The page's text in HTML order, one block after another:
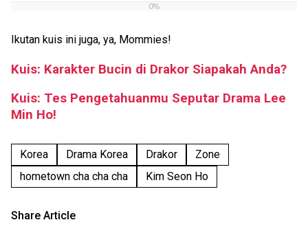
0%
Ikutan kuis ini juga, ya, Mommies!
Kuis: Karakter Bucin di Drakor Siapakah Anda?
Kuis: Tes Pengetahuanmu Seputar Drama Lee
Min Ho!
Korea Drama Korea Drakor
Zone
hometown cha cha cha
Kim Seon Ho
Share Article